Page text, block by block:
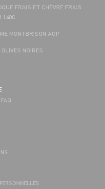
FRAIS ET CHÈVRE FRAIS
140G
MONTBRISON AOP
NOIRES